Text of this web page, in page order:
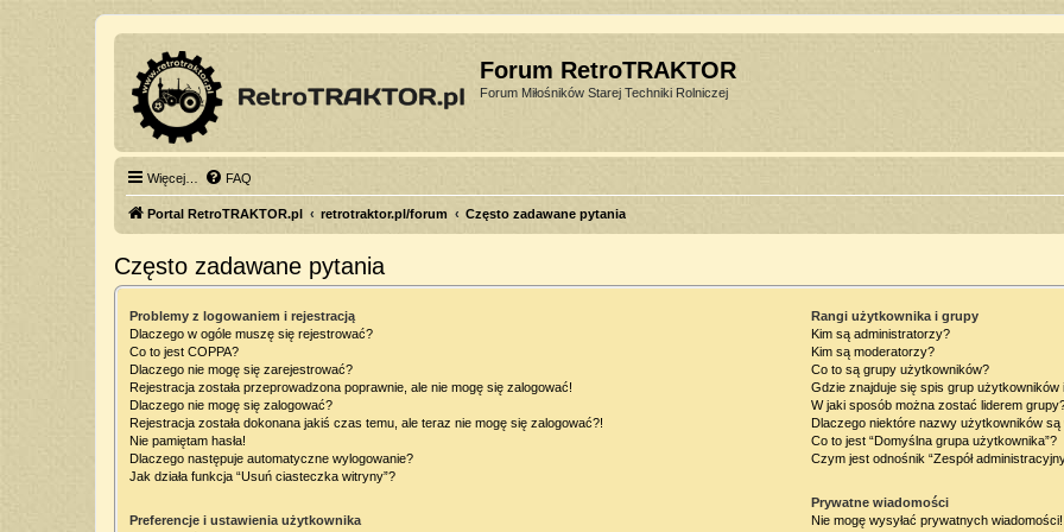
Forum RetroTRAKTOR
Forum Miłośników Starej Techniki Rolniczej
Więcej… FAQ
Portal RetroTRAKTOR.pl retrotraktor.pl/forum Często zadawane pytania
Często zadawane pytania
Problemy z logowaniem i rejestracją
Dlaczego w ogóle muszę się rejestrować?
Co to jest COPPA?
Dlaczego nie mogę się zarejestrować?
Rejestracja została przeprowadzona poprawnie, ale nie mogę się zalogować!
Dlaczego nie mogę się zalogować?
Rejestracja została dokonana jakiś czas temu, ale teraz nie mogę się zalogować?!
Nie pamiętam hasła!
Dlaczego następuje automatyczne wylogowanie?
Jak działa funkcja “Usuń ciasteczka witryny”?
Preferencje i ustawienia użytkownika
Rangi użytkownika i grupy
Kim są administratorzy?
Kim są moderatorzy?
Co to są grupy użytkowników?
Gdzie znajduje się spis grup użytkowników
W jaki sposób można zostać liderem
Dlaczego niektóre nazwy użytkowników
Co to jest “Domyślna grupa użytkownika”?
Czym jest odnośnik “Zespół
Prywatne wiadomości
Nie mogę wysyłać prywatnych wiadomości!